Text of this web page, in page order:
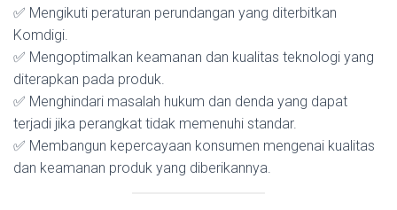
✅ Mengikuti peraturan perundangan yang diterbitkan
Komdigi.
✅ Mengoptimalkan keamanan dan kualitas teknologi yang
diterapkan pada produk.
✅ Menghindari masalah hukum dan denda yang dapat
terjadi jika perangkat tidak memenuhi standar.
✅ Membangun kepercayaan konsumen mengenai kualitas
dan keamanan produk yang diberika­nnya.